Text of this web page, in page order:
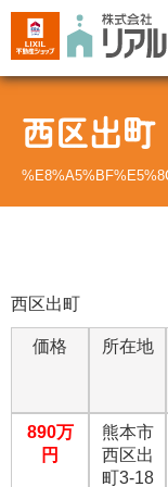
西区出町
西区出町
価格 所在地
890万
円
熊本市
西区出
町3-18